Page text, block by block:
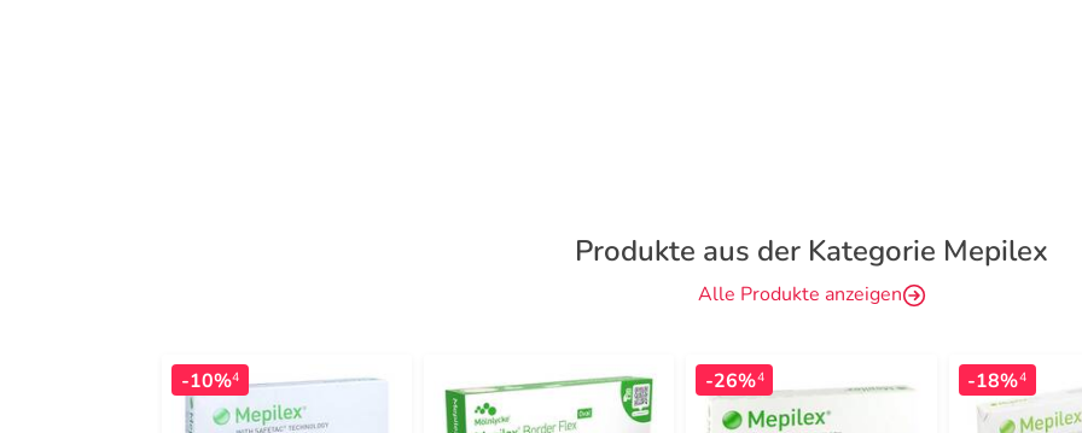
Produkte aus der Kategorie Mepilex
Alle Produkte anzeigen
-10%4 -26%4 -18%4